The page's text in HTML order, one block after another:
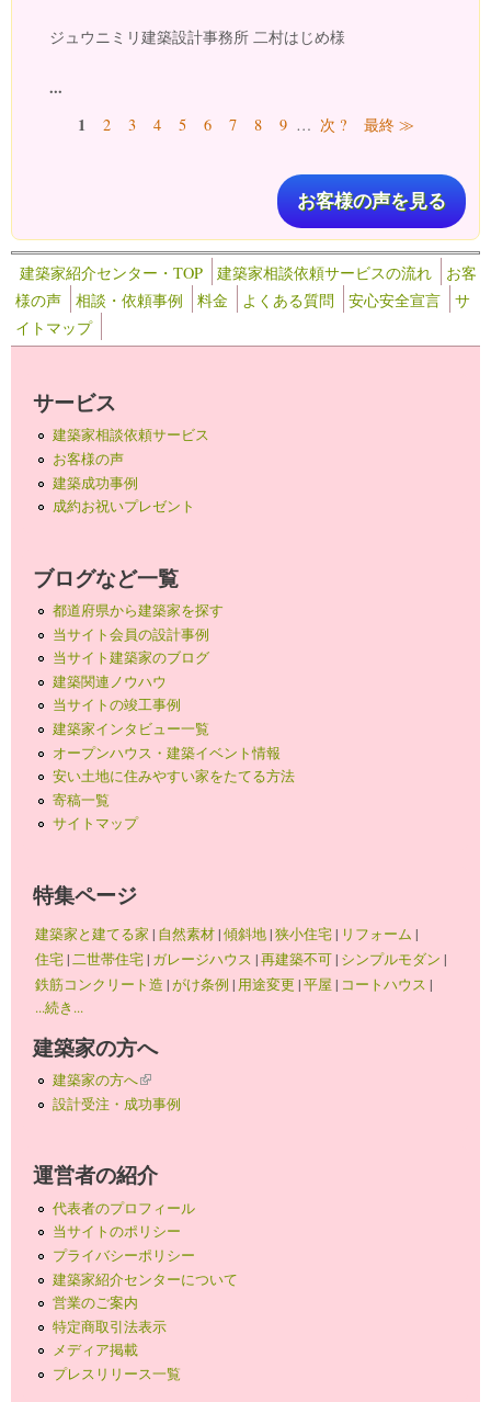
ジュウニミリ建築設計事務所 二村はじめ様
...
ページ1 2 3 4 5 6 7 8 9 … 次 ? 最終 ≫
お客様の声を見る
建築家紹介センター・TOP 建築家相談依頼サービスの流れ
お客
様の声
相談・依頼事例 料金 よくある質問 安心安全宣言
サ
イトマップ
サービス
建築家相談依頼サービス
お客様の声
建築成功事例
成約お祝いプレゼント
ブログなど一覧
都道府県から建築家を探す
当サイト会員の設計事例
当サイト建築家のブログ
建築関連ノウハウ
当サイトの竣工事例
建築家インタビュー一覧
オープンハウス・建築イベント情報
安い土地に住みやすい家をたてる方法
寄稿一覧
サイトマップ
特集ページ
建築家と建てる家 | 自然素材|傾斜地|狭小住宅| リフォーム |
住宅|二世帯住宅| ガレージハウス |再建築不可| シンプルモダン |
鉄筋コンクリート造 |がけ条例 | 用途変更 |平屋 | コートハウス |
...続き...
建築家の方へ
建築家の方へ(link is external)
設計受注・成功事例
運営者の紹介
代表者のプロフィール
当サイトのポリシー
プライバシーポリシー
建築家紹介センターについて
営業のご案内
特定商取引法表示
メディア掲載
プレスリリース一覧